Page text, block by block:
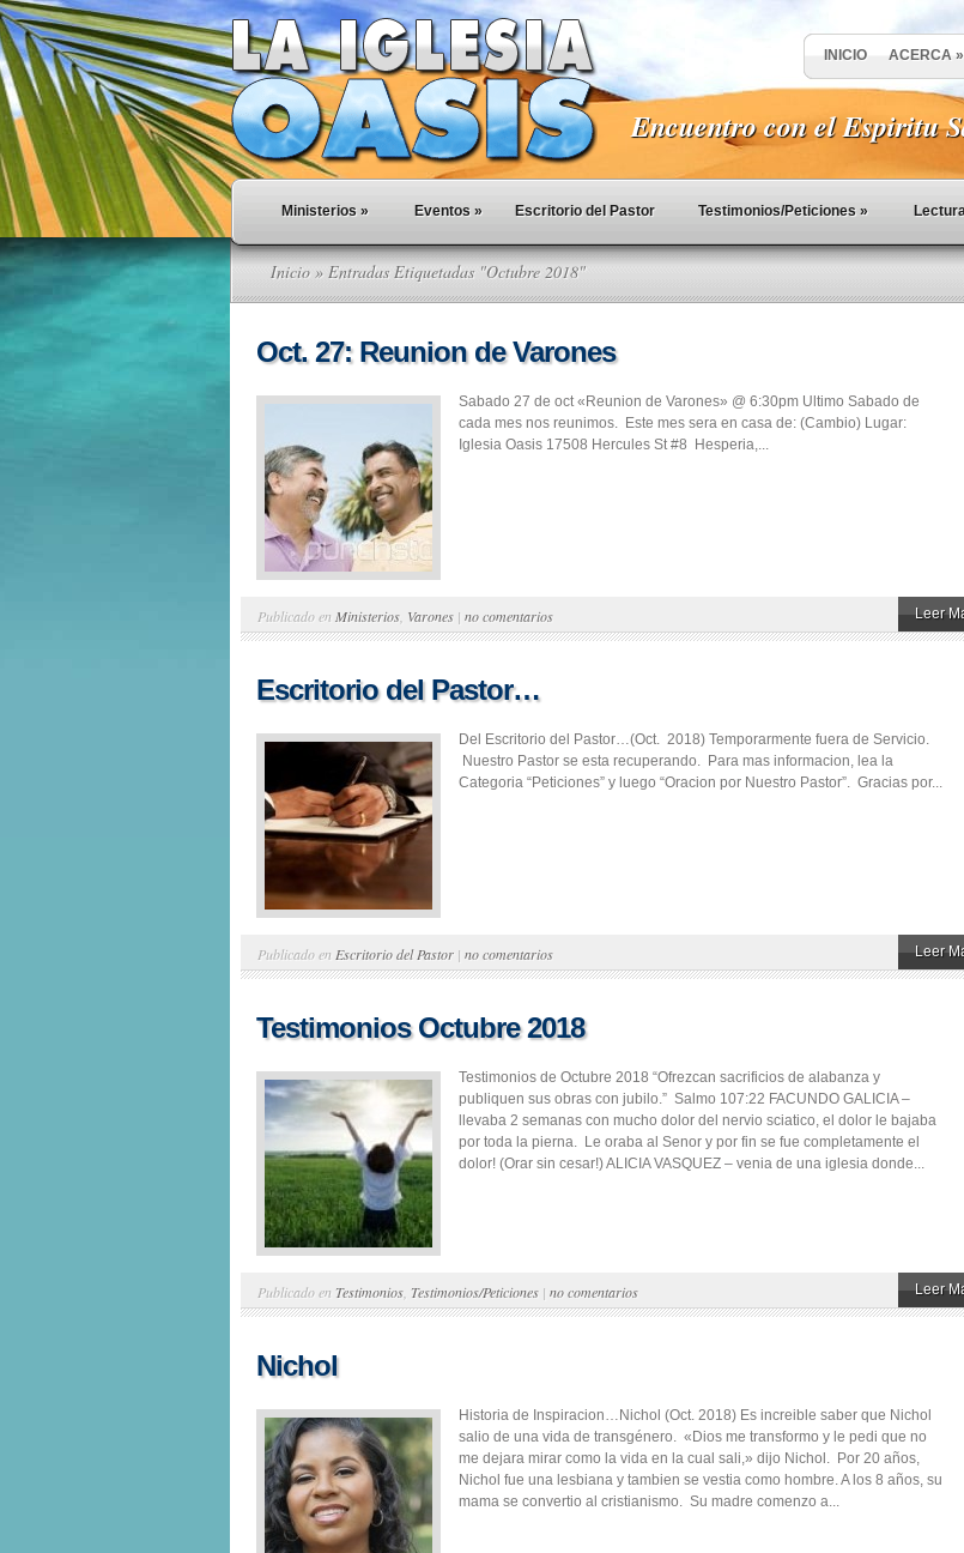
INICIO ACERCA »
Encuentro con el Espiritu
Ministerios » Eventos » Escritorio del Pastor Testimonios/Peticiones »
Inicio » Entradas Etiquetadas "Octubre 2018"
Oct. 27: Reunion de Varones
Sabado 27 de oct «Reunion de Varones» @ 6:30pm Ultimo Sabado de
cada mes nos reunimos. Este mes sera en casa de: (Cambio) Lugar:
Iglesia Oasis 17508 Hercules St #8 Hesperia,...
Publicado en Ministerios Varones | no comentarios Leer
Escritorio del Pastor…
Del Escritorio del Pastor…(Oct. 2018) Temporarmente fuera de Servicio.
Nuestro Pastor se esta recuperando. Para mas informacion, lea la
Categoria “Peticiones” y luego “Oracion por Nuestro Pastor”. Gracias por...
Publicado en Escritorio del Pastor | no comentarios Leer
Testimonios Octubre 2018
Testimonios de Octubre 2018 “Ofrezcan sacrificios de alabanza y
publiquen sus obras con jubilo.” Salmo 107:22 FACUNDO GALICIA –
llevaba 2 semanas con mucho dolor del nervio sciatico, el dolor le bajaba
por toda la pierna. Le oraba al Senor y por fin se fue completamente el
dolor! (Orar sin cesar!) ALICIA VASQUEZ – venia de una iglesia donde...
Publicado en Testimonios Testimonios/Peticiones | no comentarios Leer
Nichol
Historia de Inspiracion…Nichol (Oct. 2018) Es increible saber que Nichol
salio de una vida de transgénero. «Dios me transformo y le pedi que no
me dejara mirar como la vida en la cual sali,» dijo Nichol. Por 20 años,
Nichol fue una lesbiana y tambien se vestia como hombre. A los 8 años, su
mama se convertio al cristianismo. Su madre comenzo a...